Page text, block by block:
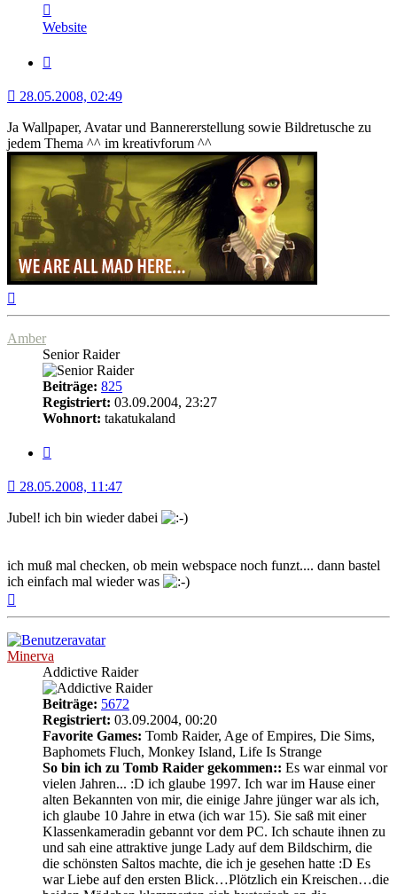
von
Shadowless
Website
28.05.2008, 02:49
Ja Wallpaper, Avatar und Bannererstellung sowie Bildretusche zu
jedem Thema ^^ im kreativforum ^^
Amber
Senior Raider
Beiträge: 825
Registriert: 03.09.2004, 23:27
Wohnort: takatukaland
28.05.2008, 11:47
Jubel! ich bin wieder dabei
ich muß mal checken, ob mein webspace noch funzt.... dann bastel
ich einfach mal wieder was
Minerva
Addictive Raider
Beiträge: 5672
Registriert: 03.09.2004, 00:20
Favorite Games: Tomb Raider, Age of Empires, Die Sims,
Baphomets Fluch, Monkey Island, Life Is Strange
So bin ich zu Tomb Raider gekommen:: Es war einmal vor
vielen Jahren... :D ich glaube 1997. Ich war im Hause einer
alten Bekannten von mir, die einige Jahre jünger war als ich,
ich glaube 10 Jahre in etwa (ich war 15). Sie saß mit einer
Klassenkameradin gebannt vor dem PC. Ich schaute ihnen zu
und sah eine attraktive junge Lady auf dem Bildschirm, die
die schönsten Saltos machte, die ich je gesehen hatte :D Es
war Liebe auf den ersten Blick…Plötzlich ein Kreischen…die